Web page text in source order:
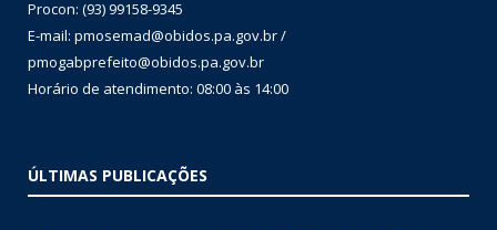
Procon: (93) 99158-9345
E-mail: pmosemad@obidos.pa.gov.br /
pmogabprefeito@obidos.pa.gov.br
Horário de atendimento: 08:00 às 14:00
ÚLTIMAS PUBLICAÇÕES